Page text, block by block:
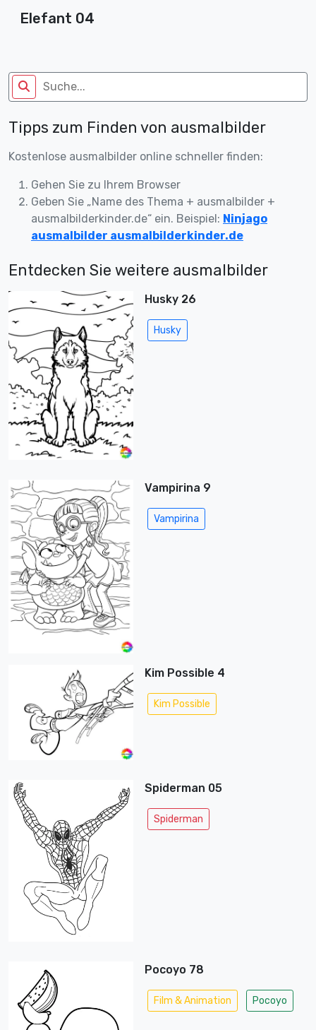
Elefant 04
Tipps zum Finden von ausmalbilder
Kostenlose ausmalbilder online schneller finden:
Gehen Sie zu Ihrem Browser
Geben Sie „Name des Thema + ausmalbilder +
ausmalbilderkinder.de“ ein. Beispiel: Ninjago
ausmalbilder ausmalbilderkinder.de
Entdecken Sie weitere ausmalbilder
Husky 26
Husky
Vampirina 9
Vampirina
Kim Possible 4
Kim Possible
Spiderman 05
Spiderman
Pocoyo 78
Film & Animation Pocoyo